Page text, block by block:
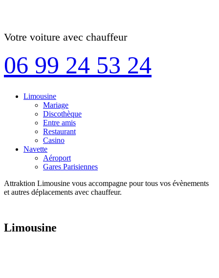
Votre voiture avec chauffeur
06 99 24 53 24
Limousine
Mariage
Discothèque
Entre amis
Restaurant
Casino
Navette
Aéroport
Gares Parisiennes
Attraktion Limousine vous accompagne pour tous vos évènements
et autres déplacements avec chauffeur.
Limousine